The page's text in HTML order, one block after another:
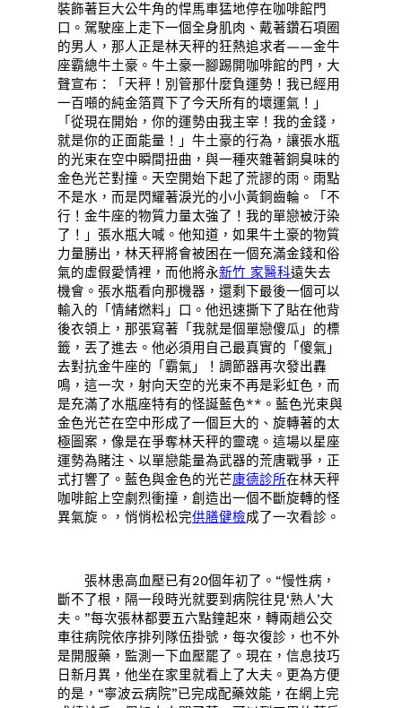
裝飾著巨大公牛角的悍馬車猛地停在咖啡館門
口。駕駛座上走下一個全身肌肉、戴著鑽石項圈
的男人，那人正是林天秤的狂熱追求者——金牛
座霸總牛土豪。牛土豪一腳踢開咖啡館的門，大
聲宣布：「天秤！別管那什麼負運勢！我已經用
一百噸的純金箔買下了今天所有的壞運氣！」
「從現在開始，你的運勢由我主宰！我的金錢，
就是你的正面能量！」牛土豪的行為，讓張水瓶
的光束在空中瞬間扭曲，與一種夾雜著銅臭味的
金色光芒對撞。天空開始下起了荒謬的雨。雨點
不是水，而是閃耀著淚光的小小黃銅齒輪。「不
行！金牛座的物質力量太強了！我的單戀被汙染
了！」張水瓶大喊。他知道，如果牛土豪的物質
力量勝出，林天秤將會被困在一個充滿金錢和俗
氣的虛假愛情裡，而他將永新竹 家醫科遠失去
機會。張水瓶看向那機器，還剩下最後一個可以
輸入的「情緒燃料」口。他迅速撕下了貼在他背
後衣領上，那張寫著「我就是個單戀傻瓜」的標
籤，丟了進去。他必須用自己最真實的「傻氣」
去對抗金牛座的「霸氣」！調節器再次發出轟
鳴，這一次，射向天空的光束不再是彩虹色，而
是充滿了水瓶座特有的怪誕藍色**。藍色光束與
金色光芒在空中形成了一個巨大的、旋轉著的太
極圖案，像是在爭奪林天秤的靈魂。這場以星座
運勢為賭注、以單戀能量為武器的荒唐戰爭，正
式打響了。藍色與金色的光芒康德診所在林天秤
咖啡館上空劇烈衝撞，創造出一個不斷旋轉的怪
異氣旋。，悄悄松松完供膳健檢成了一次看診。
張林患高血壓已有20個年初了。“慢性病，
斷不了根，隔一段時光就要到病院往見‘熟人’大
夫。”每次張林都要五六點鐘起來，轉兩趟公交
車往病院依序排列隊伍掛號，每次復診，也不外
是開服藥，監測一下血壓罷了。現在，信息技巧
日新月異，他坐在家里就看上了大夫。更為方便
的是，“寧波云病院”已完成配藥效能，在網上完